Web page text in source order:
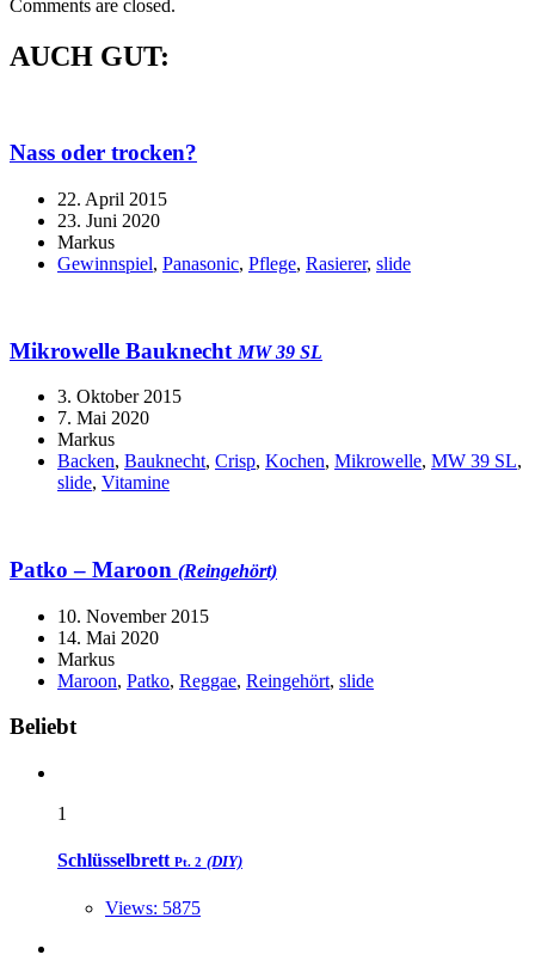
Comments are closed.
AUCH GUT:
Nass oder trocken?
22. April 2015
23. Juni 2020
Markus
Gewinnspiel, Panasonic, Pflege, Rasierer, slide
Mikrowelle Bauknecht MW 39 SL
3. Oktober 2015
7. Mai 2020
Markus
Backen, Bauknecht, Crisp, Kochen, Mikrowelle, MW 39 SL,
slide, Vitamine
Patko – Maroon (Reingehört)
10. November 2015
14. Mai 2020
Markus
Maroon, Patko, Reggae, Reingehört, slide
Widgets
Beliebt
1
Schlüsselbrett Pt. 2 (DIY)
Views: 5875